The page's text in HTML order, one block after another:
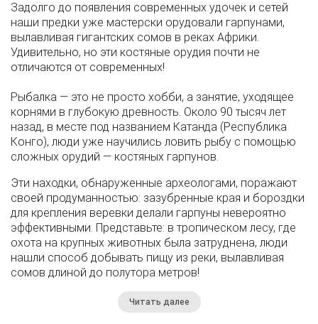
Задолго до появления современных удочек и сетей
наши предки уже мастерски орудовали гарпунами,
вылавливая гигантских сомов в реках Африки.
Удивительно, но эти костяные орудия почти не
отличаются от современных!
Рыбалка — это не просто хобби, а занятие, уходящее
корнями в глубокую древность. Около 90 тысяч лет
назад, в месте под названием Катанда (Республика
Конго), люди уже научились ловить рыбу с помощью
сложных орудий — костяных гарпунов.
Эти находки, обнаруженные археологами, поражают
своей продуманностью: зазубренные края и бороздки
для крепления веревки делали гарпуны невероятно
эффективными. Представьте: в тропическом лесу, где
охота на крупных животных была затруднена, люди
нашли способ добывать пищу из реки, вылавливая
сомов длиной до полутора метров!
Читать далее